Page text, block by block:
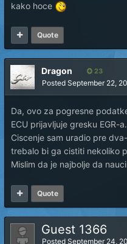
kako hoce
Quote
Dragon 23
Posted September 22,
Da, ovo za pogresne
ECU prijavljuje gresku EGR-a.
Ciscenje sam uradio pre
trebalo bi ga cistiti nekoliko
Mislim da je najbolje da
Quote
Guest 1366
Posted September 24,